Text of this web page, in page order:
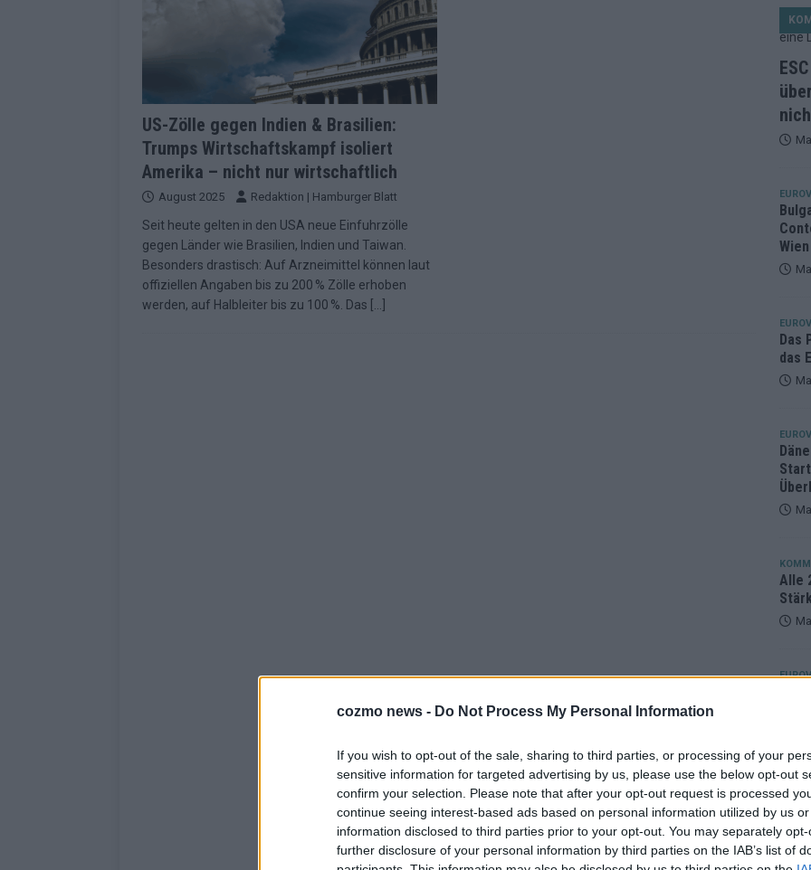
cozmo news - Do Not Process My Personal Information
If you wish to opt-out of the sale, sharing to third parties, or processing of your
sensitive information for targeted advertising by us, please use the below opt-out
confirm your selection. Please note that after your opt-out request is processed
continue seeing interest-based ads based on personal information utilized by us
information disclosed to third parties prior to your opt-out. You may separately
further disclosure of your personal information by third parties on the IAB’s list of
Geschichte der ESC-Wertung EUROVISION
[ Mai 2026 ] Das Warten hat ein Ende: ESC 2026 – alle 26 Finalteilnehmer für Wien im Überblick
EUROVISION
[ Mai 2026 ] „Unknown“ war stark, der Rest war nett: Das zweite ESC-Halbfinale im
redaktionellen Urteil KOMMENTAR
[ Mai 2026 ] ESC-Halbfinale 2 in Zahlen: Wer kommt fast sicher weiter – und wer zittert bis zum
EXTRA
[ Juni 2026 ] Europa-Park 2026: 18 Themenbereiche, Sallys Café, Westernbrauerei und Snorri im
Kino EXTRA
[ Mai 2026 ] ESC 2026: Ein Sieger, der klar überzeugt – und eine Debatte, die nicht aufhört
US-Zölle gegen Indien & Brasilien:
Trumps Wirtschaftskampf isoliert
Amerika – nicht nur wirtschaftlich
August 2025 Redaktion | Hamburger Blatt
Seit heute gelten in den USA neue Einfuhrzölle
gegen Länder wie Brasilien, Indien und Taiwan.
Besonders drastisch: Auf Arzneimittel können laut
offiziellen Angaben bis zu 200 % Zölle erhoben
werden, auf Halbleiter bis zu 100 %. Das
Wien
Das
das
Alle